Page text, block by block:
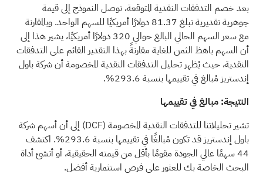
بعد خصم التدفقات النقدية المتوقعة، توصل النموذج إلى قيمة
جوهرية تقديرية تبلغ 81.37 دولارًا أمريكيًا للسهم الواحد. وبالمقارنة
مع سعر السهم الحالي البالغ حوالي 320 دولارًا أمريكيًا، يشير هذا إلى
أن السهم باهظ الثمن للغاية مقارنةً بهذا التقدير القائم على التدفقات
النقدية، حيث يُظهر تحليل التدفقات النقدية المخصومة أن شركة باول
إندستريز مُبالغ في تقييمها بنسبة 293.6%.
النتيجة: مبالغ في تقييمها
تشير تحليلاتنا للتدفقات النقدية المخصومة (DCF) إلى أن أسهم شركة
باول إندستريز قد تكون مُبالغًا في تقييمها بنسبة 293.6%.
اكتشف
44 سهمًا عالي الجودة مقومًا بأقل من قيمته الحقيقية،
أوأنشئ أداة
البحث الخاصة بكللعثور على فرص استثمارية أفضل.